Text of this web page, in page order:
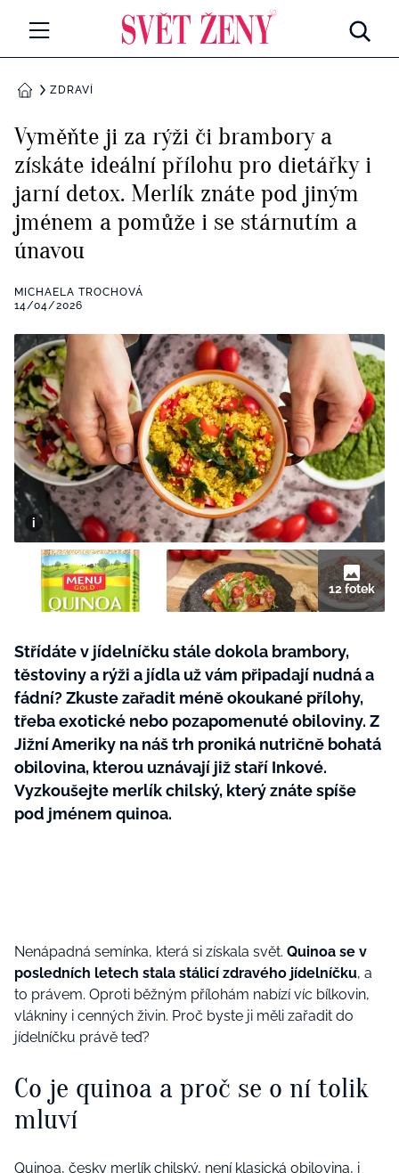
Všechny kategorie
Rozhovory
RETROHUBKY
PSYCHOLOGIE
Všechny kategorie
ZDRAVÍ
Všechny kategorie
ZÁBAVA
Všechny kategorie
Testy a kvízy
BYDLENÍ
Všechny kategorie
Tvoření
Rady a tipy
BurdaMedia
Extra
SVĚT ŽENY - 599 KČ
ROČNÍ PŘEDPLATNÉ SVĚT ŽENY +
SADA PRODUKTŮ MANA (10 ks)
DOMŮZDRAVÍ
Vyměňte ji za rýži či brambory a
získáte ideální přílohu pro dietářky i
jarní detox. Merlík znáte pod jiným
jménem a pomůže i se stárnutím a
únavou
MICHAELA TROCHOVÁ
14/04/2026
12 fotek
Střídáte v jídelníčku stále dokola brambory,
těstoviny a rýži a jídla už vám připadají nudná a
fádní? Zkuste zařadit méně okoukané přílohy,
třeba exotické nebo pozapomenuté obiloviny. Z
Jižní Ameriky na náš trh proniká nutričně bohatá
obilovina, kterou uznávají již staří Inkové.
Vyzkoušejte merlík chilský, který znáte spíše
pod jménem quinoa.
Nenápadná semínka, která si získala svět. Quinoa se v
posledních letech stala stálicí zdravého jídelníčku, a
to právem. Oproti běžným přílohám nabízí víc bílkovin,
vlákniny i cenných živin. Proč byste ji měli zařadit do
jídelníčku právě teď?
Co je quinoa a proč se o ní tolik
mluví
Quinoa, česky merlík chilský, není klasická obilovina, i